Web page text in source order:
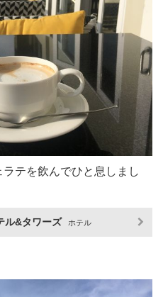
テを飲んでひと息しまし
ル&タワーズ ホテル